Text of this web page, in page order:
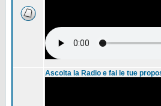
Ascolta la Radio e fai le tue